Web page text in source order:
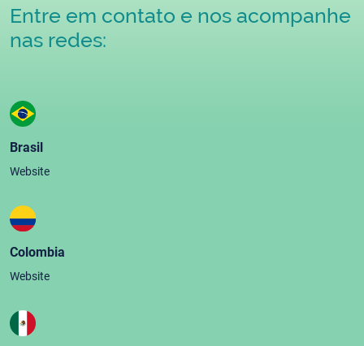
Entre em contato e nos acompanhe
nas redes:
Brasil
Website
Colombia
Website